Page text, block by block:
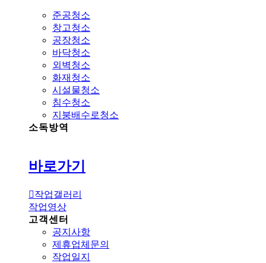
준공청소
창고청소
공장청소
바닥청소
외벽청소
화재청소
시설물청소
침수청소
지붕배수로청소
소독방역
바로가기
작업갤러리
작업영상
고객센터
공지사항
제휴업체문의
작업일지